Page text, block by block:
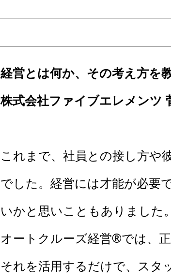
経営とは何か、その考え方を
株式会社ファイブエレメンツ
これまで、社員との接し方や
でした。経営には才能が必要
いかと思いこともありました。
オートクルーズ経営®️では、
それを活用するだけで、スタ